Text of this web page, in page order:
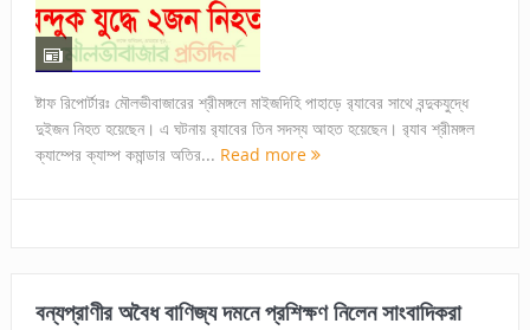
ষ্টাফ রিপোর্টারঃ মৌলভীবাজারের শ্রীমঙ্গলে মাইজদিহি পাহাড়ে র‌্যাবের সাথে বন্দুকযুদ্ধে
দুইজন নিহত হয়েছেন। এ ঘটনায় র‌্যাবের তিন সদস্য আহত হয়েছেন। র‌্যাব শ্রীমঙ্গল
ক্যাম্পের ক্যাম্প কমান্ডার অতির... Read more
বন্যপ্রাণীর অবৈধ বাণিজ্য দমনে প্রশিক্ষণ নিলেন সাংবাদিকরা